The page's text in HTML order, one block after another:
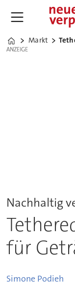
Home
Markt
ANZEIGE
ANZEIGE
Nachhaltig
für
Simone Podieh